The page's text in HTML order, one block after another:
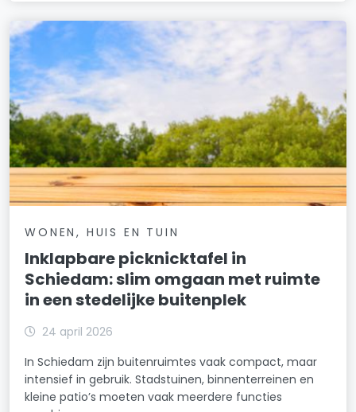
WONEN, HUIS EN TUIN
Inklapbare picknicktafel in
Schiedam: slim omgaan met ruimte
in een stedelijke buitenplek
24 april 2026
In Schiedam zijn buitenruimtes vaak compact, maar
intensief in gebruik. Stadstuinen, binnenterreinen en
kleine patio’s moeten vaak meerdere functies